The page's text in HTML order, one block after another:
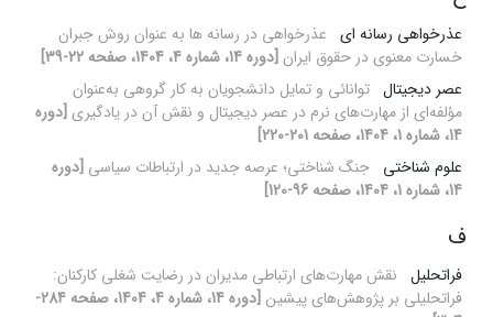
عذرخواهی رسانه ای عذرخواهی در رسانه ها به عنوان روش جبران
خسارت معنوی در حقوق ایران [دوره 14، شماره 4، 1404، صفحه 22-39]
عصر دیجیتال توانائی و تمایل دانشجویان به کار گروهی به‌عنوان
مؤلفه‌ای از مهارت‌های نرم در عصر دیجیتال و نقش آن در یادگیری [دوره
14، شماره 1، 1404، صفحه 201-220]
علوم شناختی جنگ شناختی؛ عرصه جدید در ارتباطات سیاسی [دوره
14، شماره 1، 1404، صفحه 96-120]
ف
فراتحلیل نقش مهارت‌های ارتباطی مدیران در رضایت شغلی کارکنان:
فراتحلیلی بر پژوهش‌های پیشین
[دوره 14، شماره 4، 1404، صفحه 284-